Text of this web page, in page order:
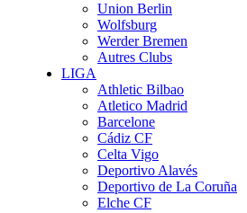
Union Berlin
Wolfsburg
Werder Bremen
Autres Clubs
LIGA
Athletic Bilbao
Atletico Madrid
Barcelone
Cádiz CF
Celta Vigo
Deportivo Alavés
Deportivo de La Coruña
Elche CF